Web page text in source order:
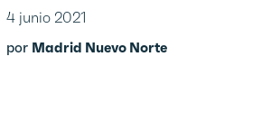
4 junio 2021
por Madrid Nuevo Norte